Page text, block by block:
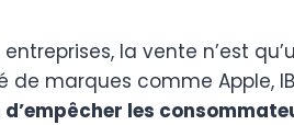
entreprises, la vente n’est
marques comme Apple,
les